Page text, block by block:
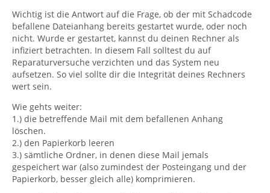
Wichtig ist die Antwort auf die Frage, ob der mit Schadcode
befallene Dateianhang bereits gestartet wurde, oder noch
nicht. Wurde er gestartet, kannst du deinen Rechner als
infiziert betrachten. In diesem Fall solltest du auf
Reparaturversuche verzichten und das System neu
aufsetzen. So viel sollte dir die Integrität deines Rechners
wert sein.
Wie gehts weiter:
1.) die betreffende Mail mit dem befallenen Anhang
löschen.
2.) den Papierkorb leeren
3.) sämtliche Ordner, in denen diese Mail jemals
gespeichert war (also zumindest der Posteingang und der
Papierkorb, besser gleich alle) komprimieren.